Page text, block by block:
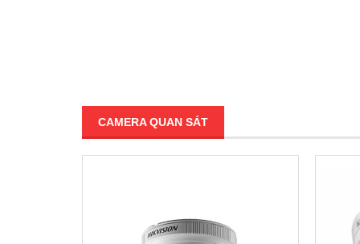
CAMERA QUAN SÁT